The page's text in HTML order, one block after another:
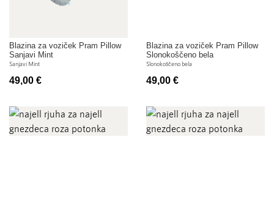
Blazina za voziček Pram Pillow
Sanjavi Mint
Sanjavi Mint
49,00 €
Blazina za voziček Pram Pillow
Slonokoščeno bela
Slonokoščeno bela
49,00 €